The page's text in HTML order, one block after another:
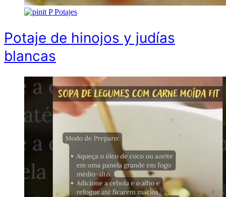
P Potajes
Potaje de hinojos y judías
blancas